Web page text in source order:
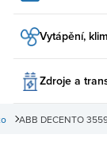
Vytápění,
Zdroje a
ABB DECENTO